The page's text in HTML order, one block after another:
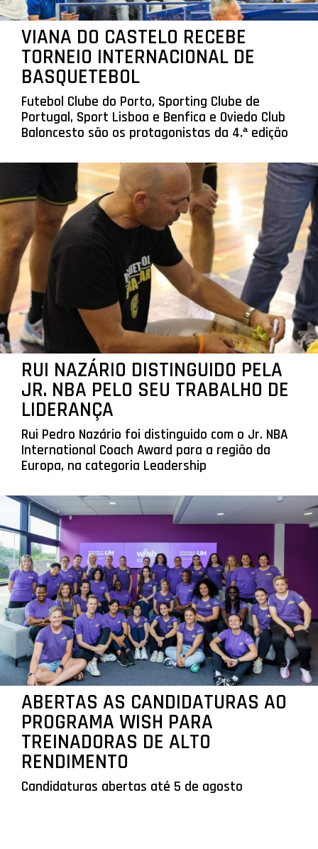
VIANA DO CASTELO RECEBE
TORNEIO INTERNACIONAL DE
BASQUETEBOL
Futebol Clube do Porto, Sporting Clube de
Portugal, Sport Lisboa e Benfica e Oviedo Club
Baloncesto são os protagonistas da 4.ª edição
RUI NAZÁRIO DISTINGUIDO PELA
JR. NBA PELO SEU TRABALHO DE
LIDERANÇA
Rui Pedro Nazário foi distinguido com o Jr. NBA
International Coach Award para a região da
Europa, na categoria Leadership
ABERTAS AS CANDIDATURAS AO
PROGRAMA WISH PARA
TREINADORAS DE ALTO
RENDIMENTO
Candidaturas abertas até 5 de agosto